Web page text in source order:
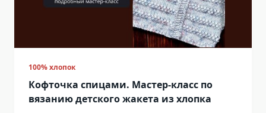
100% хлопок
Кофточка спицами. Мастер-класс по
вязанию детского жакета из хлопка